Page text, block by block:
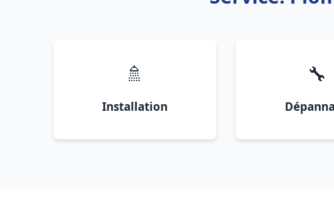
🚿
Installation
🔧